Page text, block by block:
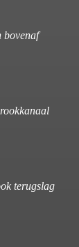
bovenaf
terugslag